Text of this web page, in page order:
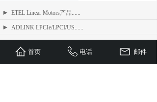
ETEL Linear Motors产品......
ADLINK LPCIe/LPCI/US......
ADLINK MXE-1300 系列工业......
首页 电话 邮件